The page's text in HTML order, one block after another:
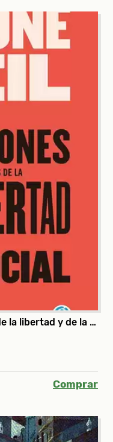
Reflexiones sobre las causas de la libertad y de la opresión social
Comprar